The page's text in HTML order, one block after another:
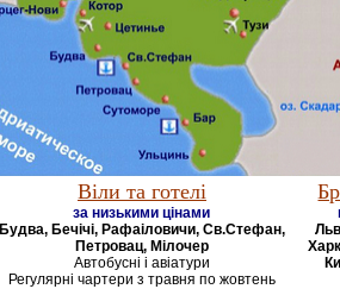
Віли та готелі
за низькими цінами
Будва, Бечічі, Рафаіловичи, Св.Стефан,
Петровац, Мілочер
Автобусні і авіатури
Регулярні чартери з травня по жовтень